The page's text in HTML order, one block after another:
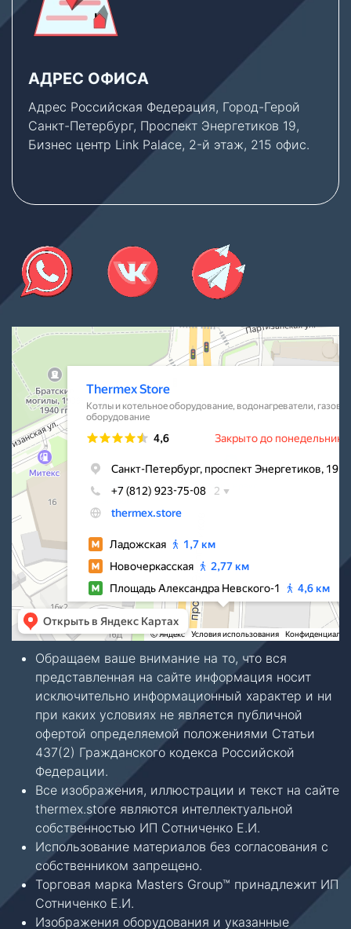
АДРЕС ОФИСА
Адрес Российская Федерация, Город-Герой
Санкт-Петербург, Проспект Энергетиков 19,
Бизнес центр Link Palace, 2-й этаж, 215 офис.
Thermex Store
Котлы и котельное оборудование в Санкт‑Петербурге
Водонагреватели в Санкт‑Петербурге
Обращаем ваше внимание на то, что вся
представленная на сайте информация носит
исключительно информационный характер и ни
при каких условиях не является публичной
офертой определяемой положениями Статьи
437(2) Гражданского кодекса Российской
Федерации.
Все изображения, иллюстрации и текст на сайте
thermex.store являются интеллектуальной
собственностью ИП Сотниченко Е.И.
Использование материалов без согласования с
собственником запрещено.
Торговая марка Masters Group™ принадлежит ИП
Сотниченко Е.И.
Изображения оборудования и указанные